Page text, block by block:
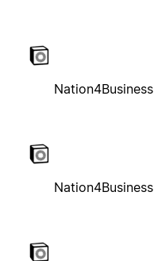
Nation4Business
Nation4Business